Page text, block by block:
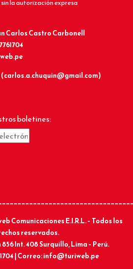
la autorización expresa
Carlos Castro Carbonell
boletines:
Comunicaciones E.I.R.L. – Todos los
reservados.
Int. 408 Surquillo, Lima – Perú.
| Correo: info@turiweb.pe